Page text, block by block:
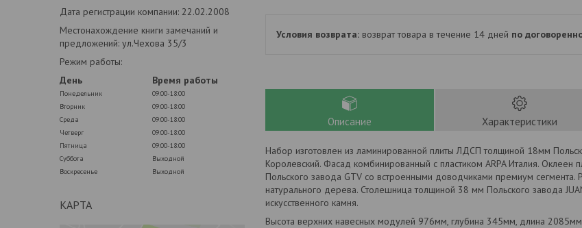
Дата регистрации компании: 22.02.2008
Местонахождение книги замечаний и
предложений: ул.Чехова 35/3
Режим работы:
День
Время работы
Понедельник
09:00-18:00
Вторник
09:00-18:00
Среда
09:00-18:00
Четверг
09:00-18:00
Пятница
09:00-18:00
Суббота
Выходной
Воскресенье
Выходной
КАРТА
возврат товара в течение 14 дней по
Описание Характеристики
Набор изготовлен из ламинированной плиты ЛДСП толщиной 18мм
Королевский. Фасад комбинированный с пластиком ARPA Италия.
Польского завода GTV со встроенными доводчиками премиум сегмента.
натурального дерева. Столешница толщиной 38 мм Польского завода
искусственного камня.
Высота верхних навесных модулей 976мм, глубина 345мм, длина